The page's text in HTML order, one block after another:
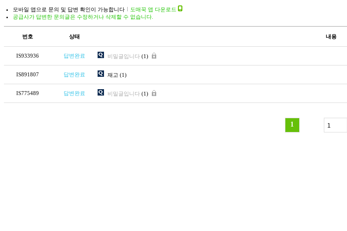
모바일 앱으로 문의 및 답변 확인이 가능합니다
도매꾹 앱 다운로드
공급사가 답변한 문의글은 수정하거나 삭제할 수 없습니다.
번호 상태 내용
IS933936 답변완료 비밀글입니다 (1)
IS891807 답변완료 재고 (1)
IS775489 답변완료 비밀글입니다 (1)
1